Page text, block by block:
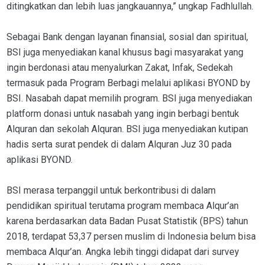
ditingkatkan dan lebih luas jangkauannya,” ungkap Fadhlullah.
Sebagai Bank dengan layanan finansial, sosial dan spiritual,
BSI juga menyediakan kanal khusus bagi masyarakat yang
ingin berdonasi atau menyalurkan Zakat, Infak, Sedekah
termasuk pada Program Berbagi melalui aplikasi BYOND by
BSI. Nasabah dapat memilih program. BSI juga menyediakan
platform donasi untuk nasabah yang ingin berbagi bentuk
Alquran dan sekolah Alquran. BSI juga menyediakan kutipan
hadis serta surat pendek di dalam Alquran Juz 30 pada
aplikasi BYOND.
BSI merasa terpanggil untuk berkontribusi di dalam
pendidikan spiritual terutama program membaca Alqur’an
karena berdasarkan data Badan Pusat Statistik (BPS) tahun
2018, terdapat 53,37 persen muslim di Indonesia belum bisa
membaca Alqur’an. Angka lebih tinggi didapat dari survey